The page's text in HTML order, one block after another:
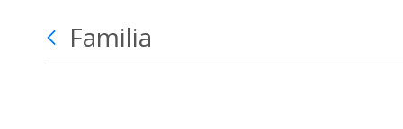
Familia